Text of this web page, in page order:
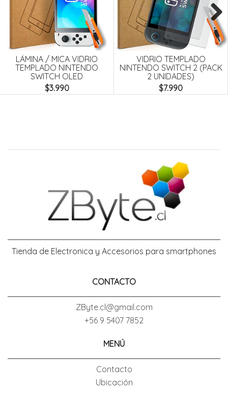
LÁMINA / MICA VIDRIO
TEMPLADO NINTENDO
SWITCH OLED
$3.990
VIDRIO TEMPLADO
NINTENDO SWITCH 2 (PACK
2 UNIDADES)
$7.990
Next
Tienda de Electronica y Accesorios para smartphones
CONTACTO
ZByte.cl@gmail.com
+56 9 5407 7852
MENÚ
Contacto
Ubicación